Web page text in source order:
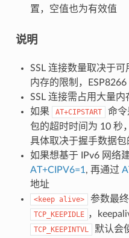
置，空值也为有效值
说明
SSL 连接数量取决于
内存的限制，
SSL 连接需占用大量
如果
AT+CIPSTART
命令
包的超时时间为 10 秒
具体取决于握手数据包
如果想基于 IPv6 网络
AT+CIPV6=1 , 再通过
地址
<keep alive> 参数最
TCP_KEEPIDLE ，
TCP_KEEPINTVL 默认会